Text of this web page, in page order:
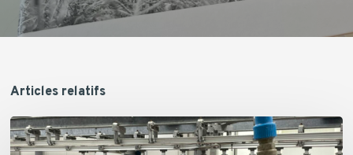
Articles relatifs
Eleveurs
ovins